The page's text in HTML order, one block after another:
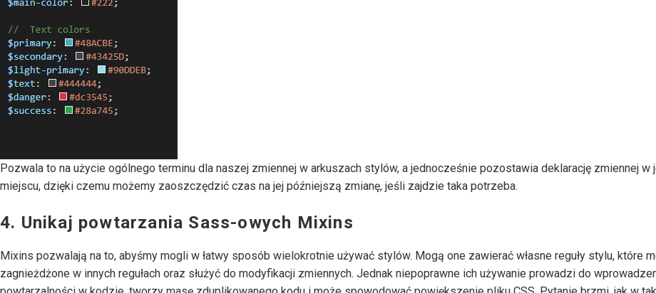
Pozwala to na użycie ogólnego terminu dla naszej zmiennej w arkuszach stylów, a jednocześnie pozostawia deklarację zmiennej w
miejscu, dzięki czemu możemy zaoszczędzić czas na jej późniejszą zmianę, jeśli zajdzie taka potrzeba.
4. Unikaj powtarzania Sass-owych Mixins
Mixins pozwalają na to, abyśmy mogli w łatwy sposób wielokrotnie używać stylów. Mogą one zawierać własne reguły stylu, które
zagnieżdżone w innych regułach oraz służyć do modyfikacji zmiennych. Jednak niepoprawne ich używanie prowadzi do